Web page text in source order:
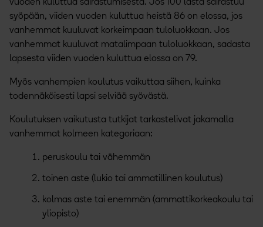
vuoden kuluttua sairastumisesta. Jos 100 lasta sairastuu
syöpään, viiden vuoden kuluttua heistä 86 on elossa, jos
vanhemmat kuuluvat korkeimpaan tuloluokkaan. Jos
vanhemmat kuuluvat matalimpaan tuloluokkaan, sadasta
lapsesta viiden vuoden kuluttua elossa on 79.
Myös vanhempien koulutus vaikuttaa siihen, kuinka
todennäköisesti lapsi selviää syövästä.
Koulutuksen vaikutusta tutkijat tarkastelivat jakamalla
vanhemmat kolmeen kategoriaan:
peruskoulu tai vähemmän
toinen aste (lukio tai ammatillinen koulutus)
kolmas aste tai enemmän (ammattikorkeakoulu tai
yliopisto)